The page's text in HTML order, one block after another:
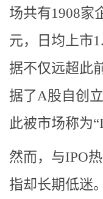
场共有1908家
元，日均上市
据不仅远超此
据了A股自创
此被市场称为
然而，与IPO
指却长期低迷